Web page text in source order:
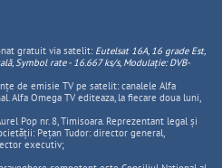
gratuit via satelit: Eutelsat 16A, 16 grade Est,
lă, Symbol rate - 16.667 ks/s, Modulație: DVB-
de emisie TV pe satelit: canalele Alfa
Alfa Omega TV editeaza, la fiecare doua luni,
Pop nr. 8, Timisoara. Reprezentant legal și
Pețan Tudor: director general,
executiv;